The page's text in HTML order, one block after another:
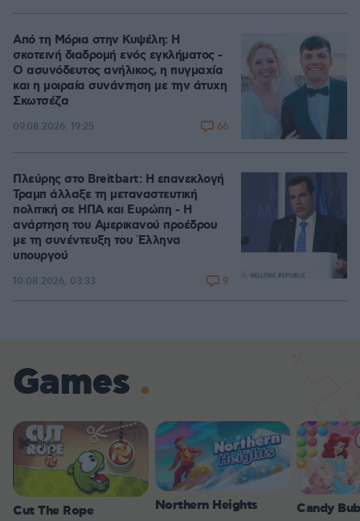
Από τη Μόρια στην Κυψέλη: Η
σκοτεινή διαδρομή ενός εγκλήματος -
Ο ασυνόδευτος ανήλικος, η πυγμαχία
και η μοιραία συνάντηση με την άτυχη
Σκωτσέζα
09.08.2026, 19:25 66
Πλεύρης στο Breitbart: Η επανεκλογή
Τραμπ άλλαξε τη μεταναστευτική
πολιτική σε ΗΠΑ και Ευρώπη - Η
ανάρτηση του Αμερικανού προέδρου
με τη συνέντευξη του Έλληνα
υπουργού
10.08.2026, 03:33 9
Games
Cut The Rope Northern Heights Candy